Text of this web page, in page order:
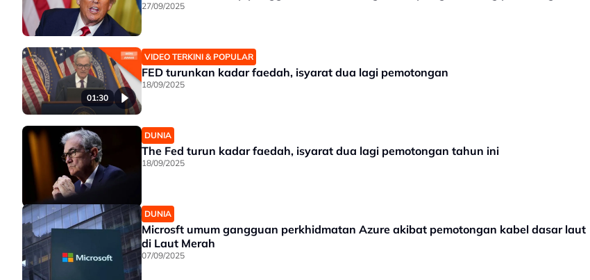
27/09/2025
01:30
VIDEO TERKINI & POPULAR
FED turunkan kadar faedah, isyarat dua lagi pemotongan
18/09/2025
DUNIA
The Fed turun kadar faedah, isyarat dua lagi pemotongan tahun ini
18/09/2025
DUNIA
Microsft umum gangguan perkhidmatan Azure akibat pemotongan kabel dasar laut
di Laut Merah
07/09/2025